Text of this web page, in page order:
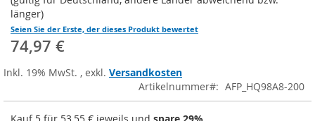
länger)
Seien Sie der Erste, der dieses Produkt bewertet
74,97 €
Inkl. 19% MwSt. , exkl. Versandkosten
Artikelnummer
AFP_HQ98A8-200